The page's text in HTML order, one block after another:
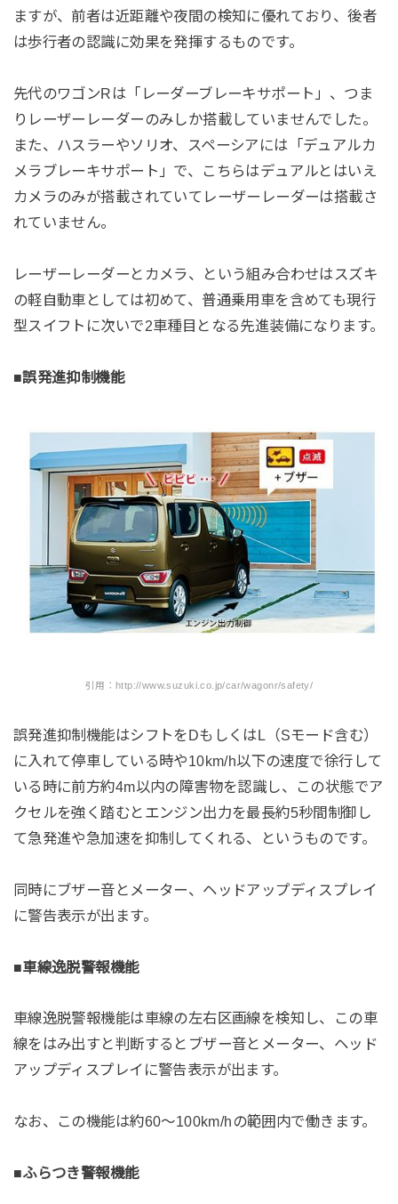
ますが、前者は近距離や夜間の検知に優れており、後者
は歩行者の認識に効果を発揮するものです。
先代のワゴンRは「レーダーブレーキサポート」、つま
りレーザーレーダーのみしか搭載していませんでした。
また、ハスラーやソリオ、スペーシアには「デュアルカ
メラブレーキサポート」で、こちらはデュアルとはいえ
カメラのみが搭載されていてレーザーレーダーは搭載さ
れていません。
レーザーレーダーとカメラ、という組み合わせはスズキ
の軽自動車としては初めて、普通乗用車を含めても現行
型スイフトに次いで2車種目となる先進装備になります。
■誤発進抑制機能
引用：http://www.suzuki.co.jp/car/wagonr/safety/
誤発進抑制機能はシフトをDもしくはL（Sモード含む）
に入れて停車している時や10km/h以下の速度で徐行して
いる時に前方約4m以内の障害物を認識し、この状態でア
クセルを強く踏むとエンジン出力を最長約5秒間制御し
て急発進や急加速を抑制してくれる、というものです。
同時にブザー音とメーター、ヘッドアップディスプレイ
に警告表示が出ます。
■車線逸脱警報機能
車線逸脱警報機能は車線の左右区画線を検知し、この車
線をはみ出すと判断するとブザー音とメーター、ヘッド
アップディスプレイに警告表示が出ます。
なお、この機能は約60～100km/hの範囲内で働きます。
■ふらつき警報機能